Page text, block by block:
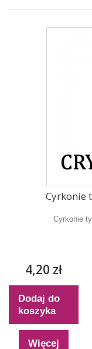
Cyrkonie
Cyrkonie
4,20 zł
Dodaj do
koszyka
Więcej